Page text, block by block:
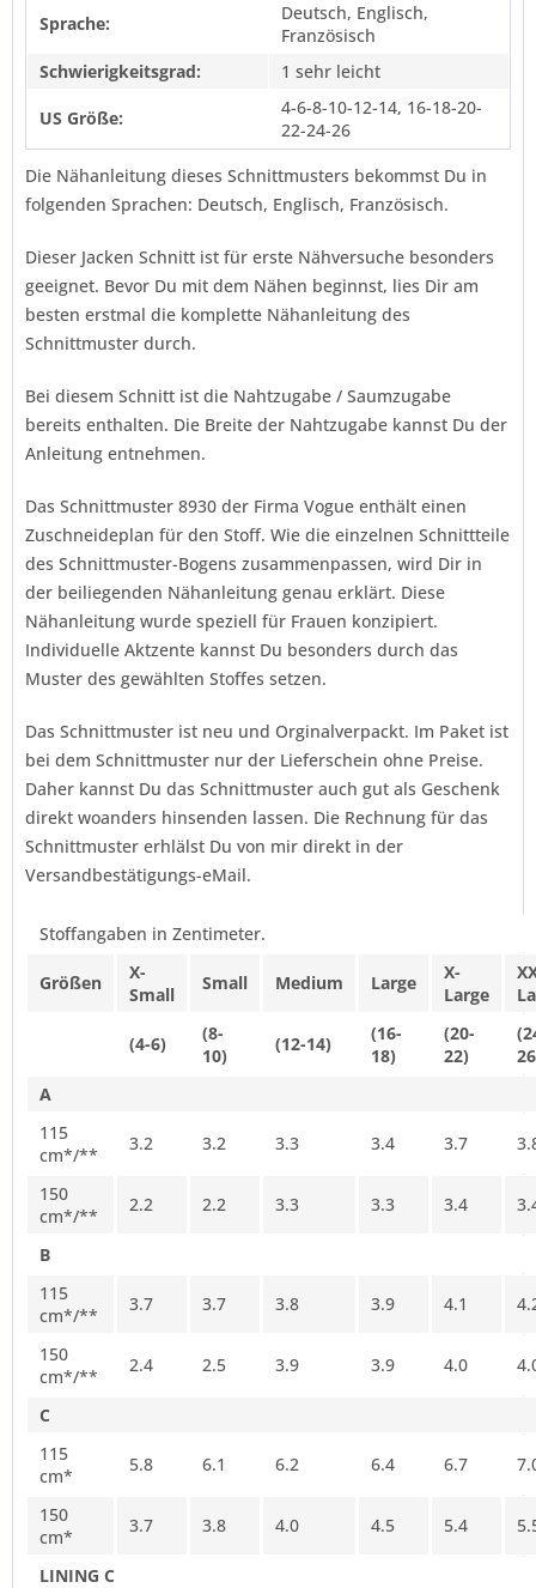
Sprache:
Deutsch, Englisch,
Französisch
Schwierigkeitsgrad:
1 sehr leicht
US Größe:
4-6-8-10-12-14, 16-18-20-
22-24-26
Die Nähanleitung dieses Schnittmusters bekommst Du in
folgenden Sprachen: Deutsch, Englisch, Französisch.
Dieser Jacken Schnitt ist für erste Nähversuche besonders
geeignet. Bevor Du mit dem Nähen beginnst, lies Dir am
besten erstmal die komplette Nähanleitung des
Schnittmuster durch.
Bei diesem Schnitt ist die Nahtzugabe / Saumzugabe
bereits enthalten. Die Breite der Nahtzugabe kannst Du der
Anleitung entnehmen.
Das Schnittmuster 8930 der Firma Vogue enthält einen
Zuschneideplan für den Stoff. Wie die einzelnen Schnittteile
des Schnittmuster-Bogens zusammenpassen, wird Dir in
der beiliegenden Nähanleitung genau erklärt. Diese
Nähanleitung wurde speziell für Frauen konzipiert.
Individuelle Aktzente kannst Du besonders durch das
Muster des gewählten Stoffes setzen.
Das Schnittmuster ist neu und Orginalverpackt. Im Paket ist
bei dem Schnittmuster nur der Lieferschein ohne Preise.
Daher kannst Du das Schnittmuster auch gut als Geschenk
direkt woanders hinsenden lassen. Die Rechnung für das
Schnittmuster erhlälst Du von mir direkt in der
Versandbestätigungs-eMail.
Stoffangaben in Zentimeter.
Größen
X-
Small
Small Medium Large
X-
Large
(4-6)
(8-
10)
(12-14)
(16-
18)
(20-
22)
A
115
cm*/**
3.2 3.2 3.3 3.4 3.7
150
cm*/**
2.2 2.2 3.3 3.3 3.4
B
115
cm*/**
3.7 3.7 3.8 3.9 4.1
150
cm*/**
2.4 2.5 3.9 3.9 4.0
C
115
cm*
5.8 6.1 6.2 6.4 6.7
150
cm*
3.7 3.8 4.0 4.5 5.4
LINING C